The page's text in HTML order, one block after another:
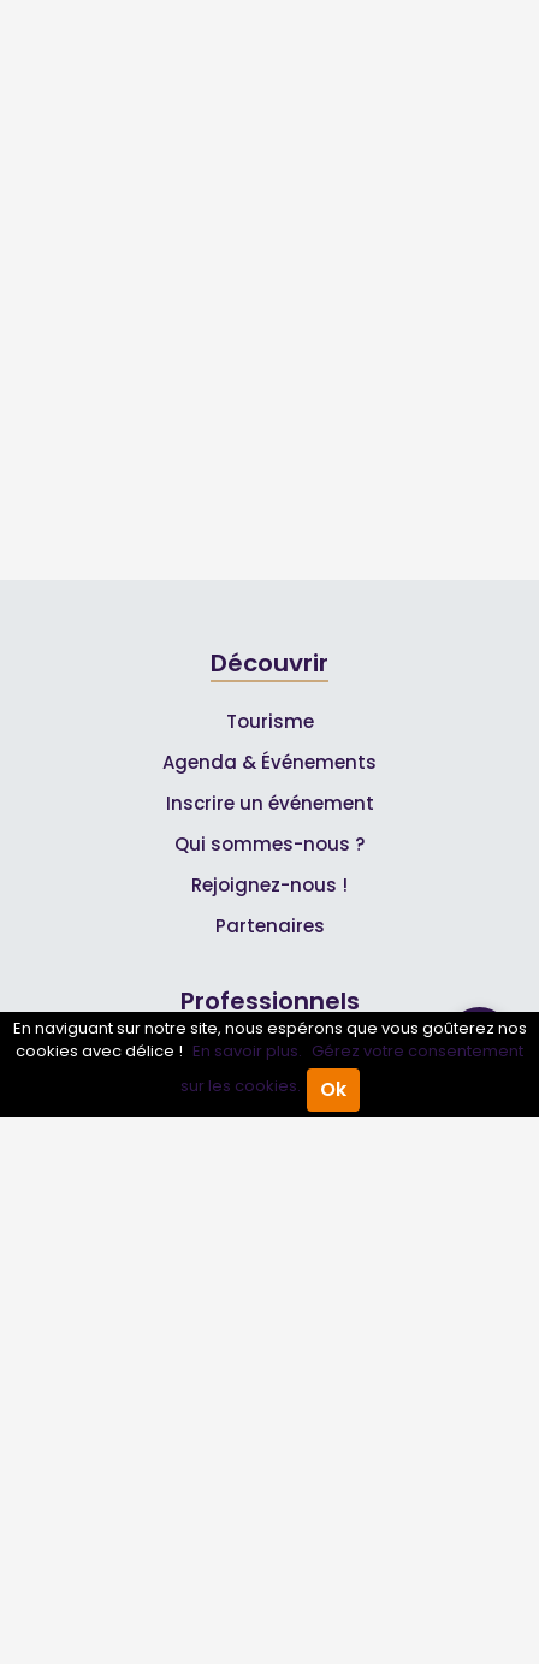
Annuaire Pro Agenda
Découvrir
Tourisme
Agenda & Événements
Inscrire un événement
Qui sommes-nous ?
Rejoignez-nous !
Partenaires
Professionnels
Annuaire pro
Inscrire mon entreprise
En naviguant sur notre site, nous espérons que vous goûterez nos
cookies avec délice ! En savoir plus. Gérez votre consentement
sur les cookies.
Ok